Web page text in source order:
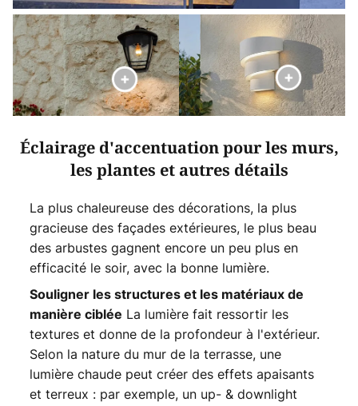
Éclairage d'accentuation pour les murs,
les plantes et autres détails
La plus chaleureuse des décorations, la plus
gracieuse des façades extérieures, le plus beau
des arbustes gagnent encore un peu plus en
efficacité le soir, avec la bonne lumière.
Souligner les structures et les matériaux de
manière ciblée La lumière fait ressortir les
textures et donne de la profondeur à l'extérieur.
Selon la nature du mur de la terrasse, une
lumière chaude peut créer des effets apaisants
et terreux : par exemple, un up- & downlight